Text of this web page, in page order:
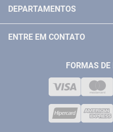
POLITICA DE TROCA E DEVOLUÇÃO
DEPARTAMENTOS
COMPRESSORES
ENTRE EM CONTATO
VENDAS
SAC@ANTFERRAMENTAS.COM.BR
FORMAS